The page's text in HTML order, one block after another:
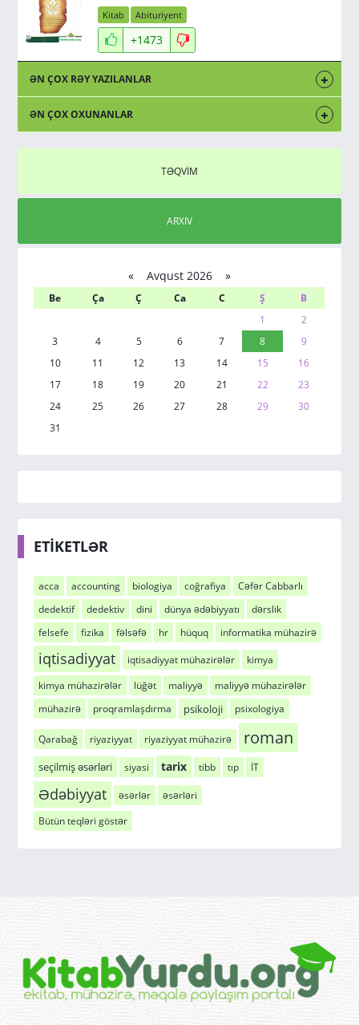
Kitab Abituriyent
+1473
ƏN ÇOX RƏY YAZILANLAR
ƏN ÇOX OXUNANLAR
TƏQVİM
ARXIV
«Avqust 2026 »
Be Ça Ç Ca C Ş
B
1
2
3
4 5 6 7 8
9
10
11 12 13 14 15
16
17
18 19 20 21 22
23
24
25 26 27 28 29
30
31
ETİKETLƏR
acca accounting biologiya coğrafiya
Cəfər Cabbarlı
dedektif
dedektiv dini dünya ədəbiyyatı
dərslik
felsefe
fizika fəlsəfə hr hüquq informatika mühazirə
iqtisadiyyat iqtisadiyyat mühazirələr
kimya
kimya mühazirələr
lüğət maliyyə
maliyyə mühazirələr
mühazirə
proqramlaşdırma psikoloji psixologiya
Qarabağ riyaziyyat riyaziyyat mühazirə roman
seçilmiş əsərləri siyasi tarix tibb tıp İT
Ədəbiyyat əsərlər
əsərləri
Bütün teqləri göstər